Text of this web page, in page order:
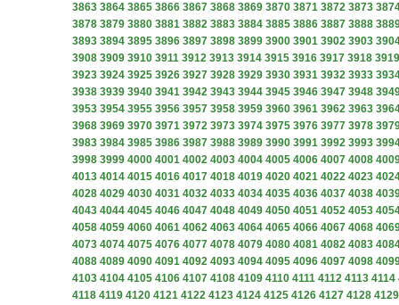
3863 3864 3865 3866 3867 3868 3869 3870 3871 3872 3873
3878 3879 3880 3881 3882 3883 3884 3885 3886 3887 3888
3893 3894 3895 3896 3897 3898 3899 3900 3901 3902 3903
3908 3909 3910 3911 3912 3913 3914 3915 3916 3917 3918 3919
3923 3924 3925 3926 3927 3928 3929 3930 3931 3932 3933
3938 3939 3940 3941 3942 3943 3944 3945 3946 3947 3948
3953 3954 3955 3956 3957 3958 3959 3960 3961 3962 3963
3968 3969 3970 3971 3972 3973 3974 3975 3976 3977 3978
3983 3984 3985 3986 3987 3988 3989 3990 3991 3992 3993
3998 3999 4000 4001 4002 4003 4004 4005 4006 4007 4008
4013 4014 4015 4016 4017 4018 4019 4020 4021 4022 4023
4028 4029 4030 4031 4032 4033 4034 4035 4036 4037 4038
4043 4044 4045 4046 4047 4048 4049 4050 4051 4052 4053
4058 4059 4060 4061 4062 4063 4064 4065 4066 4067 4068
4073 4074 4075 4076 4077 4078 4079 4080 4081 4082 4083
4088 4089 4090 4091 4092 4093 4094 4095 4096 4097 4098
4103 4104 4105 4106 4107 4108 4109 4110 4111 4112 4113 4114
4118 4119 4120 4121 4122 4123 4124 4125 4126 4127 4128 4129